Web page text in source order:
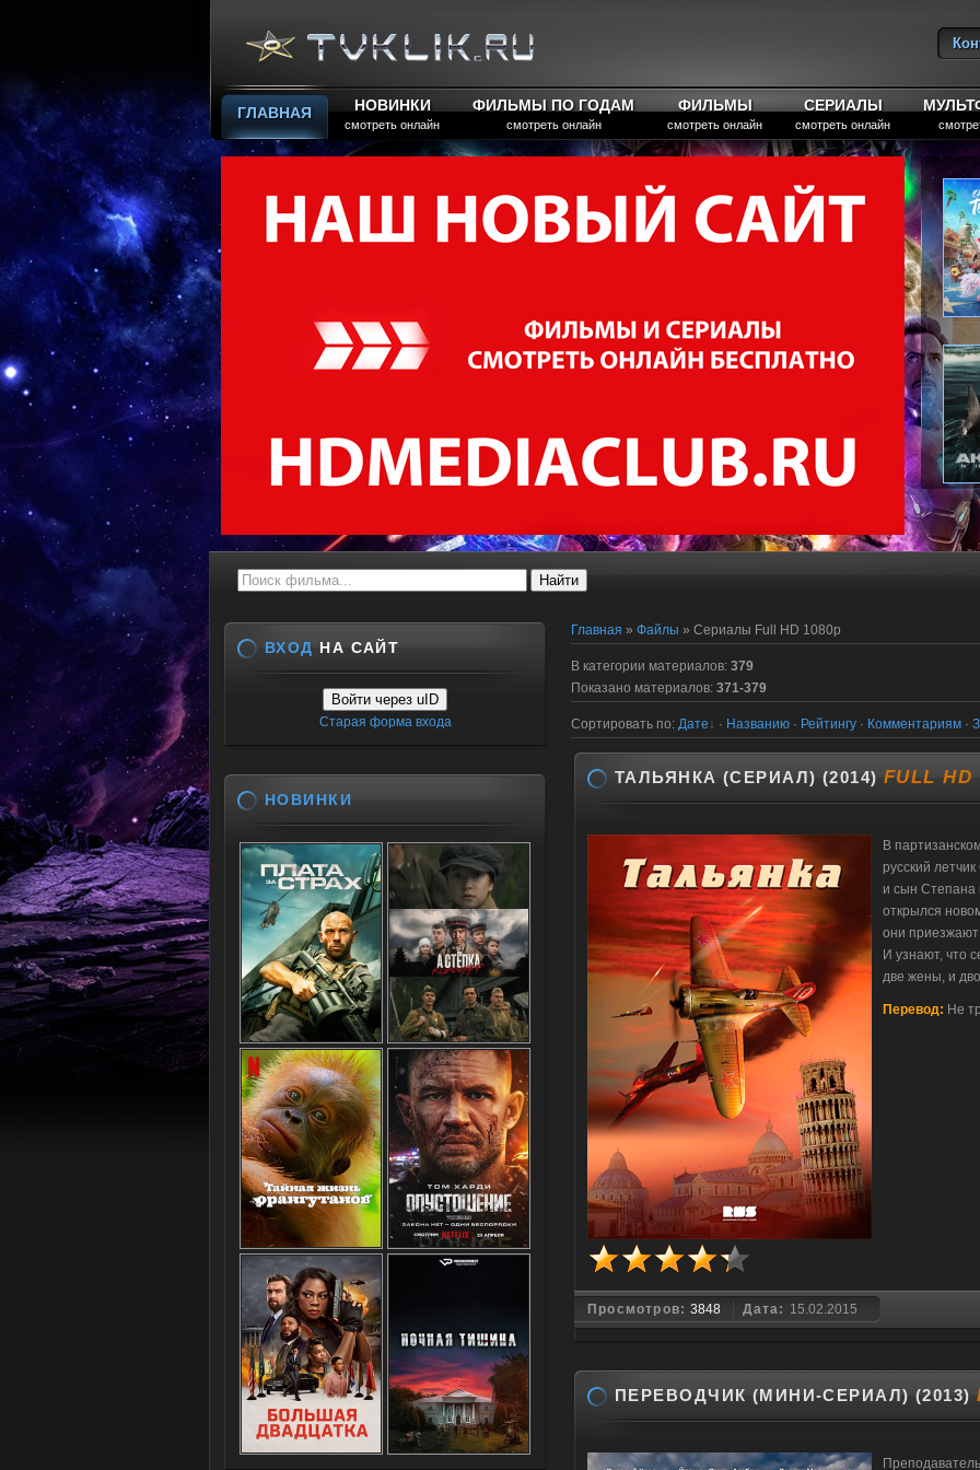
ГЛАВНАЯ НОВИНКИ
смотреть онлайн
ФИЛЬМЫ ПО ГОДАМ
смотреть онлайн
ФИЛЬМЫ
смотреть онлайн
СЕРИАЛЫ
смотреть онлайн
Главная » Файлы » Сериалы Full HD 1080p
В категории материалов: 379
Показано материалов: 371-379
Сортировать по: Дате · Названию · Рейтингу · Комментариям ·
ТАЛЬЯНКА (СЕРИАЛ) (2014) FULL HD
В
русский
и сын Степана
открылся
они
И узнают, что
две жены, и
Перевод: Не
Просмотров:3848 Дата: 15.02.2015
ПЕРЕВОДЧИК (МИНИ-СЕРИАЛ) (2013)
ВХОД НА САЙТ
Войти через uID
Старая форма входа
НОВИНКИ